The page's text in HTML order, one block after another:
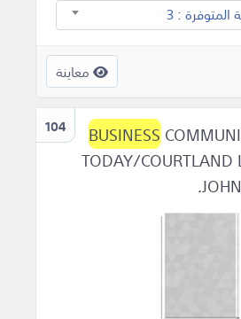
: 3
معاينة
104 BUSINESS
TODAY/COURTLAND